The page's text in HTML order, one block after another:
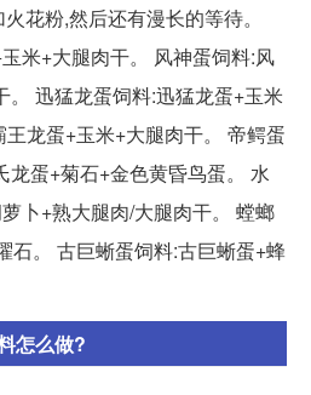
花粉,然后还有漫长的等待。
米+大腿肉干。 风神蛋饲料:风
。 迅猛龙蛋饲料:迅猛龙蛋+玉米
龙蛋+玉米+大腿肉干。 帝鳄蛋
龙蛋+菊石+金色黄昏鸟蛋。 水
卜+熟大腿肉/大腿肉干。 螳螂
石。 古巨蜥蛋饲料:古巨蜥蛋+蜂
怎么做?